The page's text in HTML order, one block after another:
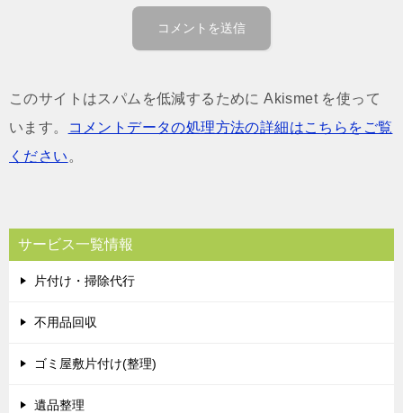
このサイトはスパムを低減するために Akismet を使って
います。
コメントデータの処理方法の詳細はこちらをご覧
ください 。
サービス一覧情報
片付け・掃除代行
不用品回収
ゴミ屋敷片付け(整理)
遺品整理